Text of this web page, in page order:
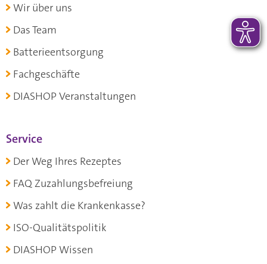
Wir über uns
Das Team
Batterieentsorgung
Fachgeschäfte
DIASHOP Veranstaltungen
Service
Der Weg Ihres Rezeptes
FAQ Zuzahlungsbefreiung
Was zahlt die Krankenkasse?
ISO-Qualitätspolitik
DIASHOP Wissen